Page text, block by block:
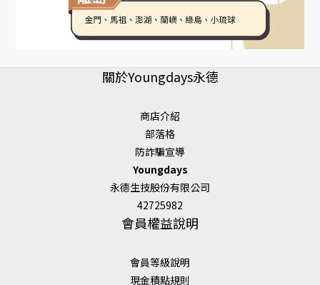
關於Youngdays永德
商店介紹
部落格
防詐騙宣導
Youngdays
永德生技股份有限公司
42725982
會員權益說明
會員等級說明
現金積點規則